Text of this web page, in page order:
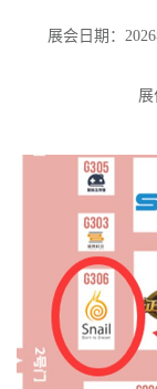
展会日期：
展